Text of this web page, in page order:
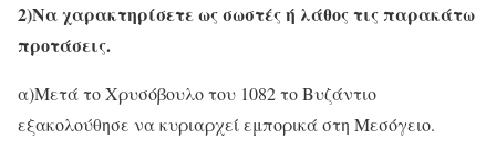
2)Να χαρακτηρίσετε ως σωστές ή λάθος τις παρακάτω
προτάσεις.
α)Μετά το Χρυσόβουλο του 1082 το Βυζάντιο
εξακολούθησε να κυριαρχεί εμπορικά στη Μεσόγειο.